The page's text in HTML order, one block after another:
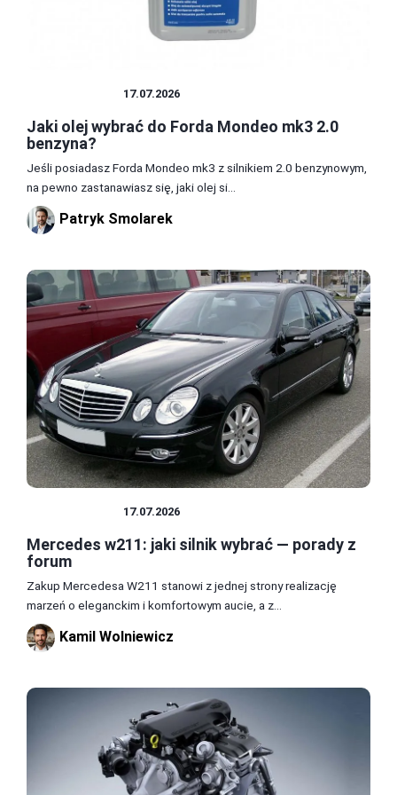
17.07.2026
Jaki olej wybrać do Forda Mondeo mk3 2.0
benzyna?
Jeśli posiadasz Forda Mondeo mk3 z silnikiem 2.0 benzynowym,
na pewno zastanawiasz się, jaki olej si...
Patryk Smolarek
17.07.2026
Mercedes w211: jaki silnik wybrać — porady z
forum
Zakup Mercedesa W211 stanowi z jednej strony realizację
marzeń o eleganckim i komfortowym aucie, a z...
Kamil Wolniewicz